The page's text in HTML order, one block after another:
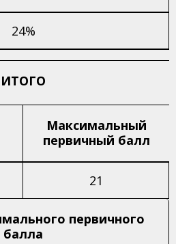
24%
ИТОГО
Максимальный
первичный балл
21
первичного
балла